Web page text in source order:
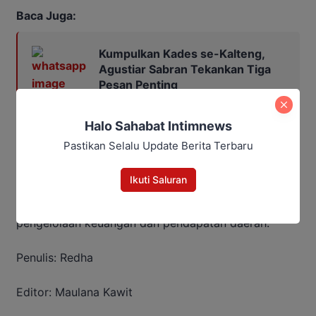
Baca Juga:
Kumpulkan Kades se-Kalteng,
Agustiar Sabran Tekankan Tiga
Pesan Penting
Pelatihan ini menjadi bagian dari upaya mendorong
birokrasi yang adaptif dan inovatif di tengah
transformasi digital nasional. Dalam jangka panjang,
langkah ini diharapkan mampu memperkuat kinerja
pengelolaan keuangan dan pendapatan daerah.
Penulis: Redha
Editor: Maulana Kawit
Halo Sahabat Intimnews
Pastikan Selalu Update Berita Terbaru
Ikuti Saluran